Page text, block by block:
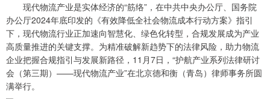
现代物流产业是实体经济的“筋络”，在中共中央办公厅、国务院
办公厅2024年底印发的《有效降低全社会物流成本行动方案》指引
下，现代物流行业正加速向智慧化、绿色化转型，合规发展成为产业
高质量推进的关键支撑。为精准破解新趋势下的法律风险，助力物流
企业把握合规指引与发展新路径，11月7日，“护航产业系列法律研讨
会（第三期）——现代物流产业”在北京德和衡（青岛）律师事务所圆
满举行。